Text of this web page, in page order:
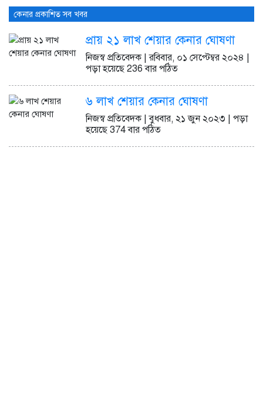
১০ কোম্পানির তালিকা প্রকাশ
ডিএসইতে দর বৃদ্ধি পাওয়া
ন্যাশনাল ফিড মিলসের আর্থিক সূচকে অবনতি
কেনার প্রকাশিত সব খবর
প্রায় ২১ লাখ শেয়ার কেনার ঘোষণা
নিজস্ব প্রতিবেদক | রবিবার, ০১ সেপ্টেম্বর ২০২৪ |
পড়া হয়েছে 236 বার পঠিত
৬ লাখ শেয়ার কেনার ঘোষণা
নিজস্ব প্রতিবেদক | বুধবার, ২১ জুন ২০২৩ | পড়া
হয়েছে 374 বার পঠিত